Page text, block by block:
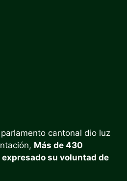
cantonal dio luz
Más de 430
su voluntad de